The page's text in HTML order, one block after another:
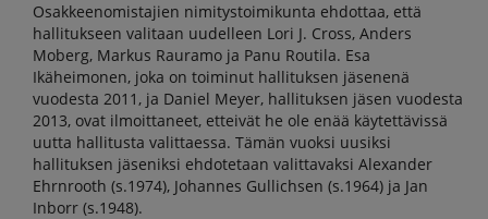
Osakkeenomistajien nimitystoimikunta ehdottaa, että
hallitukseen valitaan uudelleen Lori J. Cross, Anders
Moberg, Markus Rauramo ja Panu Routila. Esa
Ikäheimonen, joka on toiminut hallituksen jäsenenä
vuodesta 2011, ja Daniel Meyer, hallituksen jäsen vuodesta
2013, ovat ilmoittaneet, etteivät he ole enää käytettävissä
uutta hallitusta valittaessa. Tämän vuoksi uusiksi
hallituksen jäseniksi ehdotetaan valittavaksi Alexander
Ehrnrooth (s.1974), Johannes Gullichsen (s.1964) ja Jan
Inborr (s.1948).